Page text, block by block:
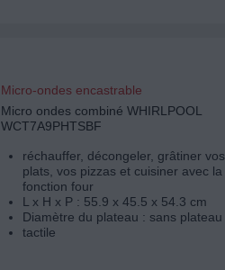
Micro-ondes encastrable
Micro ondes combiné WHIRLPOOL
WCT7A9PHTSBF
réchauffer, décongeler, grâtiner vos
plats, vos pizzas et cuisiner avec la
fonction four
L x H x P : 55.9 x 45.5 x 54.3 cm
Diamètre du plateau : sans plateau
tactile